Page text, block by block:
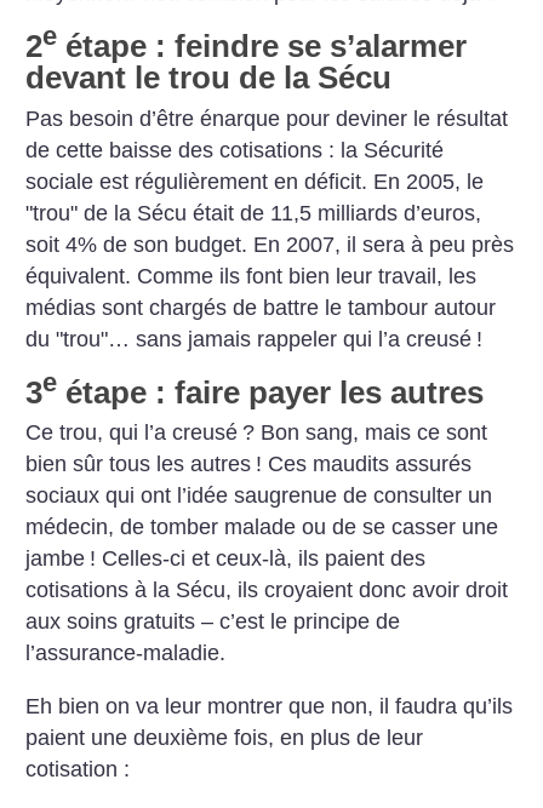
2e étape : feindre se s’alarmer
devant le trou de la Sécu
Pas besoin d’être énarque pour deviner le résultat
de cette baisse des cotisations : la Sécurité
sociale est régulièrement en déficit. En 2005, le
"trou" de la Sécu était de 11,5 milliards d’euros,
soit 4% de son budget. En 2007, il sera à peu près
équivalent. Comme ils font bien leur travail, les
médias sont chargés de battre le tambour autour
du "trou"… sans jamais rappeler qui l’a creusé !
3e étape : faire payer les autres
Ce trou, qui l’a creusé ? Bon sang, mais ce sont
bien sûr tous les autres ! Ces maudits assurés
sociaux qui ont l’idée saugrenue de consulter un
médecin, de tomber malade ou de se casser une
jambe ! Celles-ci et ceux-là, ils paient des
cotisations à la Sécu, ils croyaient donc avoir droit
aux soins gratuits – c’est le principe de
l’assurance-maladie.
Eh bien on va leur montrer que non, il faudra qu’ils
paient une deuxième fois, en plus de leur
cotisation :